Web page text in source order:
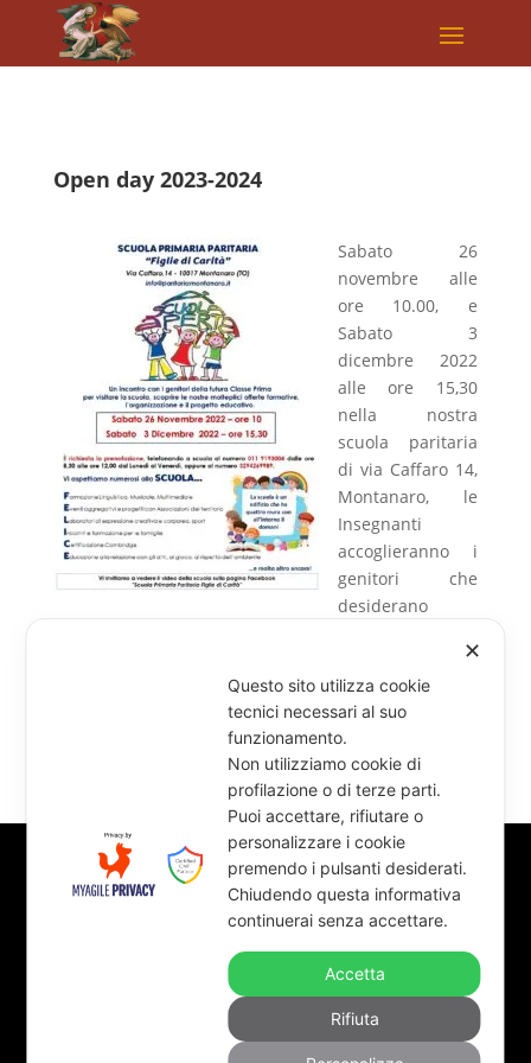
Open day 2023-2024
Sabato 26
novembre alle
ore 10.00, e
Sabato 3
dicembre 2022
alle ore 15,30
nella nostra
scuola paritaria
di via Caffaro 14,
Montanaro, le
Insegnanti
accoglieranno i
genitori che
desiderano
delle attività didattiche e visitare gli ambienti
scolastici in vista di una eventuale iscrizione del loro
©Figlie di carità della SS. Annunziata 2025
✕
Questo sito utilizza cookie
tecnici necessari al suo
funzionamento.
Non utilizziamo cookie di
profilazione o di terze parti.
Puoi accettare, rifiutare o
personalizzare i cookie
premendo i pulsanti desiderati.
Chiudendo questa informativa
continuerai senza accettare.
Accetta
Rifiuta